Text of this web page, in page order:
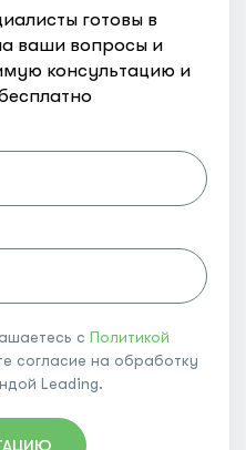
готовы в
ваши вопросы и
консультацию и
с Политикой
согласие на обработку
Leading.